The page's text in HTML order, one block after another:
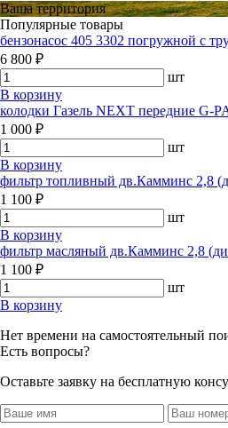
Ваша территория
Популярные товары
бензонасос 405 3302 погружной с
6 800 ₽
шт
В корзину
колодки Газель NEXT передние G-
1 000 ₽
шт
В корзину
фильтр топливный дв.Камминс 2,8
1 100 ₽
шт
В корзину
фильтр масляный дв.Камминс 2,8
1 100 ₽
шт
В корзину
Нет времени на самостоятельный
Есть вопросы?
Оставьте заявку на бесплатную